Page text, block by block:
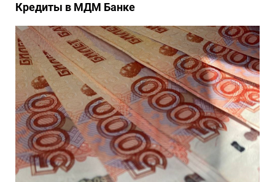
Кредиты в МДМ Банке